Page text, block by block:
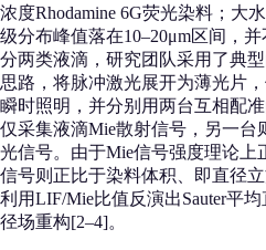
浓度Rhodamine 6G荧光染料；大
级分布峰值落在10–20μm区间，
分两类液滴，研究团队采用了典型
思路，将脉冲激光展开为薄光片
瞬时照明，并分别用两台互相配
仅采集液滴Mie散射信号，另一
光信号。由于Mie信号强度理论上
信号则正比于染料体积、即直径
利用LIF/Mie比值反演出Sauter平
径场重构[2–4]。